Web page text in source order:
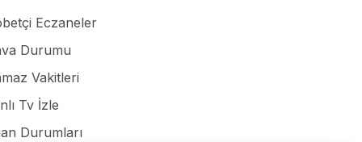
Eczaneler
Durumu
Vakitleri
Tv İzle
Durumları